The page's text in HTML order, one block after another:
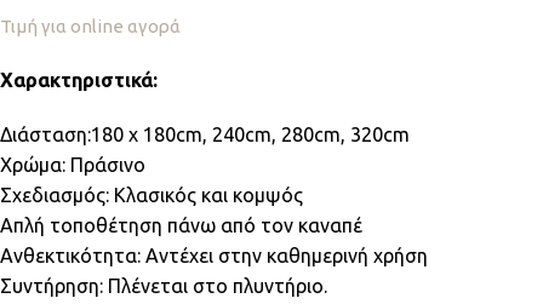
Τιμή για online αγορά
Χαρακτηριστικά:
Διάσταση:180 x 180cm, 240cm, 280cm, 320cm
Χρώμα: Πράσινο
Σχεδιασμός: Κλασικός και κομψός
Απλή τοποθέτηση πάνω από τον καναπέ
Ανθεκτικότητα: Αντέχει στην καθημερινή χρήση
Συντήρηση: Πλένεται στο πλυντήριο.